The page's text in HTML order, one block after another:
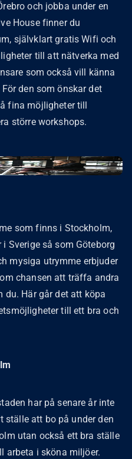
och jobba under en
House finner du
självklart gratis Wifi och
till att nätverka med
som också vill känna
den som önskar det
fina möjligheter till
större workshops.
som finns i Stockholm,
Sverige så som Göteborg
mysiga utrymme erbjuder
chansen att träffa andra
du. Här går det att köpa
till ett bra och
har på senare år inte
ställe att bo på under den
utan också ett bra ställe
arbeta i sköna miljöer.